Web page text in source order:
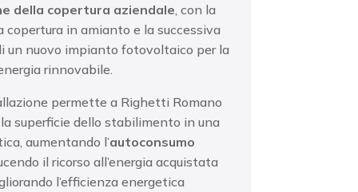
della copertura aziendale , con la
copertura in amianto e la successiva
un nuovo impianto fotovoltaico per la
rinnovabile.
permette a Righetti Romano
superficie dello stabilimento in una
aumentando l’autoconsumo
il ricorso all’energia acquistata
l’efficienza energetica